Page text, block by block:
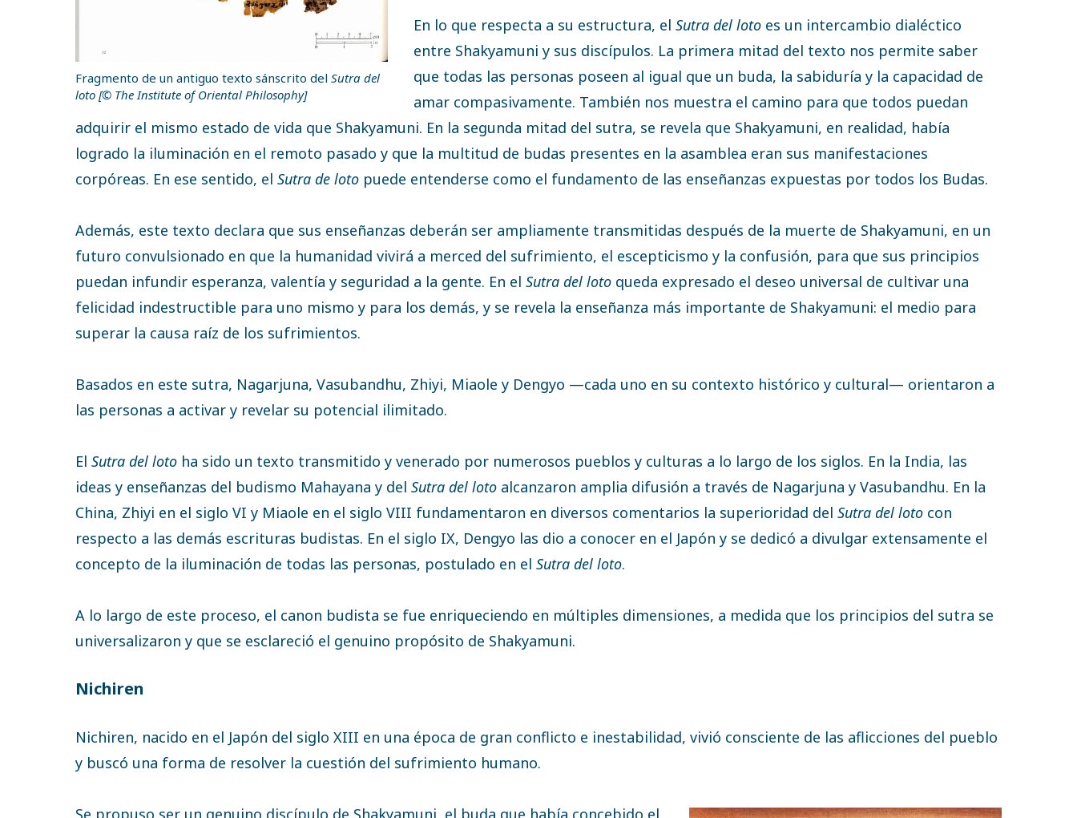
Fragmento de un antiguo texto sánscrito delSutra del
loto [© The Institute of Oriental Philosophy]
En lo que respecta a su estructura, elSutra del loto es un intercambio dialéctico
entre Shakyamuni y sus discípulos. La primera mitad del texto nos permite saber
que todas las personas poseen al igual que un buda, la sabiduría y la capacidad de
amar compasivamente. También nos muestra el camino para que todos puedan
adquirir el mismo estado de vida que Shakyamuni. En la segunda mitad del sutra, se revela que Shakyamuni, en realidad, había
logrado la iluminación en el remoto pasado y que la multitud de budas presentes en la asamblea eran sus manifestaciones
corpóreas. En ese sentido, elSutra de loto puede entenderse como el fundamento de las enseñanzas expuestas por todos los Budas.
Además, este texto declara que sus enseñanzas deberán ser ampliamente transmitidas después de la muerte de Shakyamuni, en un
futuro convulsionado en que la humanidad vivirá a merced del sufrimiento, el escepticismo y la confusión, para que sus principios
puedan infundir esperanza, valentía y seguridad a la gente. En elSutra del loto queda expresado el deseo universal de cultivar una
felicidad indestructible para uno mismo y para los demás, y se revela la enseñanza más importante de Shakyamuni: el medio para
superar la causa raíz de los sufrimientos.
Basados en este sutra, Nagarjuna, Vasubandhu, Zhiyi, Miaole y Dengyo —cada uno en su contexto histórico y cultural— orientaron a
las personas a activar y revelar su potencial ilimitado.
ElSutra del loto ha sido un texto transmitido y venerado por numerosos pueblos y culturas a lo largo de los siglos. En la India, las
ideas y enseñanzas del budismo Mahayana y delSutra del loto alcanzaron amplia difusión a través de Nagarjuna y Vasubandhu. En la
China, Zhiyi en el siglo VI y Miaole en el siglo VIII fundamentaron en diversos comentarios la superioridad delSutra del loto con
respecto a las demás escrituras budistas. En el siglo IX, Dengyo las dio a conocer en el Japón y se dedicó a divulgar extensamente el
concepto de la iluminación de todas las personas, postulado en elSutra del loto.
A lo largo de este proceso, el canon budista se fue enriqueciendo en múltiples dimensiones, a medida que los principios del sutra se
universalizaron y que se esclareció el genuino propósito de Shakyamuni.
Nichiren
Nichiren, nacido en el Japón del siglo XIII en una época de gran conflicto e inestabilidad, vivió consciente de las aflicciones del pueblo
y buscó una forma de resolver la cuestión del sufrimiento humano.
Se propuso ser un genuino discípulo de Shakyamuni, el buda que había concebido el